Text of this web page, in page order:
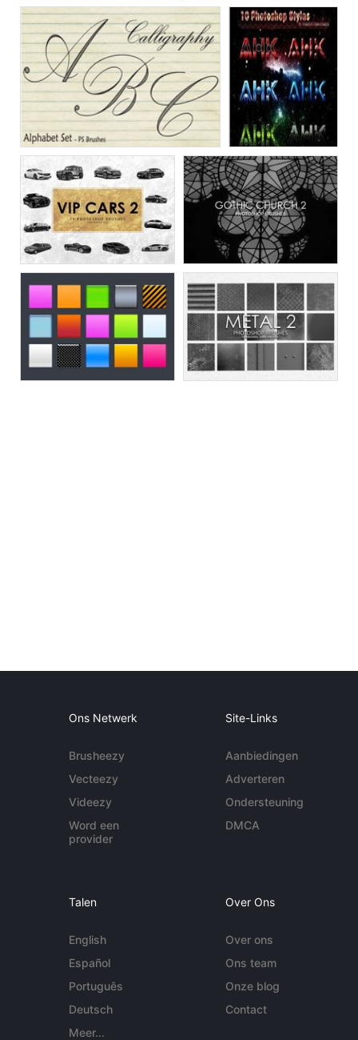
Ons Netwerk
Brusheezy
Vecteezy
Videezy
Word een
provider
Site-Links
Aanbiedingen
Adverteren
Ondersteuning
DMCA
Talen
English
Español
Português
Deutsch
Meer...
Over Ons
Over ons
Ons team
Onze blog
Contact